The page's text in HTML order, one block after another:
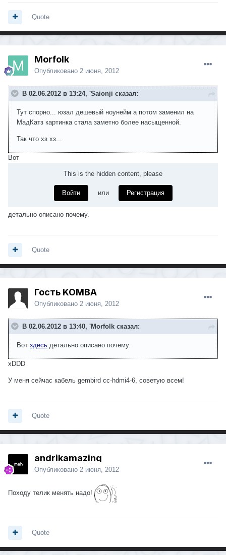
Quote
Morfolk
Опубликовано 2 июня, 2012
В 02.06.2012 в 13:24, 'Saionji сказал:
Тут спорно... юзал дешевый ноунейм а потом заменил на
МадКатз картинка стала заметно более насыщенной.
Так что хз хз...
Вот
This is the hidden content, please
Войти или Регистрация
детально описано почему.
Quote
Гость KOMBA
Опубликовано 2 июня, 2012
В 02.06.2012 в 13:40, 'Morfolk сказал:
Вот здесь детально описано почему.
xDDD
У меня сейчас кабель gembird cc-hdmi4-6, советую всем!
Quote
andrikamazing
Опубликовано 2 июня, 2012
Походу телик менять надо!
Quote